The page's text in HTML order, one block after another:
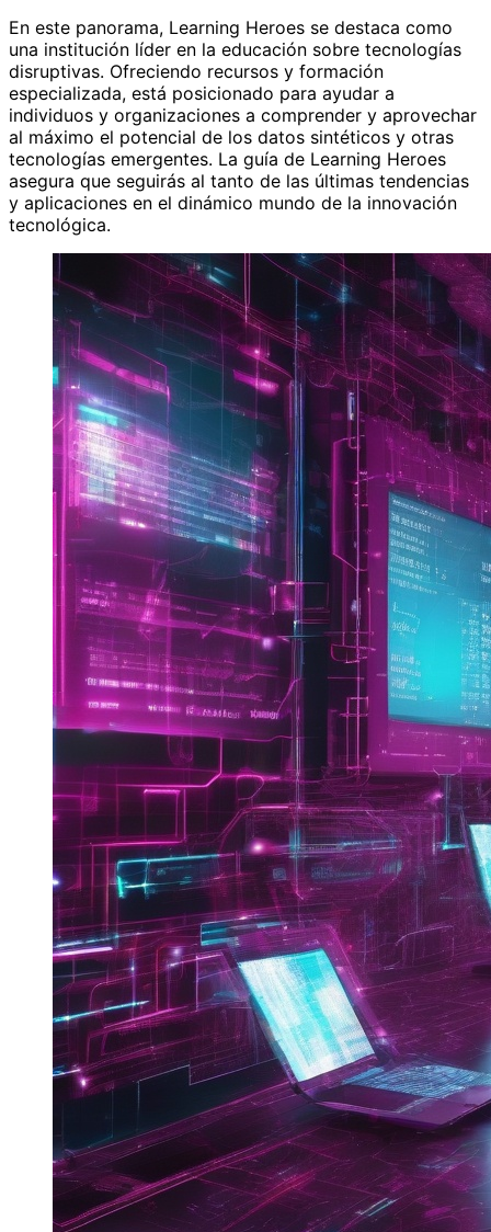
En este panorama, Learning Heroes se destaca como
una institución líder en la educación sobre tecnologías
disruptivas. Ofreciendo recursos y formación
especializada, está posicionado para ayudar a
individuos y organizaciones a comprender y aprovechar
al máximo el potencial de los datos sintéticos y otras
tecnologías emergentes. La guía de Learning Heroes
asegura que seguirás al tanto de las últimas tendencias
y aplicaciones en el dinámico mundo de la innovación
tecnológica.